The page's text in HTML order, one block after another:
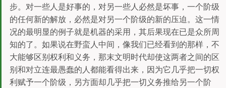
步。对一些人是好事的，对另一些人必然是坏事，一个阶级
的任何新的解放，必然是对另一个阶级的新的压迫。这一情
况的最明显的例子就是机器的采用，其后果现在已是众所周
知的了。如果说在野蛮人中间，像我们已经看到的那样，不
大能够区别权利和义务，那末文明时代却使这两者之间的区
别和对立连最愚蠢的人都能看得出来，因为它几乎把一切权
利赋予一个阶级，另方面却几乎把一切义务推给另一个阶